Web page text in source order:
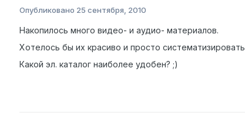
Опубликовано 25 сентября, 2010
Накопилось много видео- и аудио- материалов.
Хотелось бы их красиво и просто
Какой эл. каталог наиболее удобен? ;)